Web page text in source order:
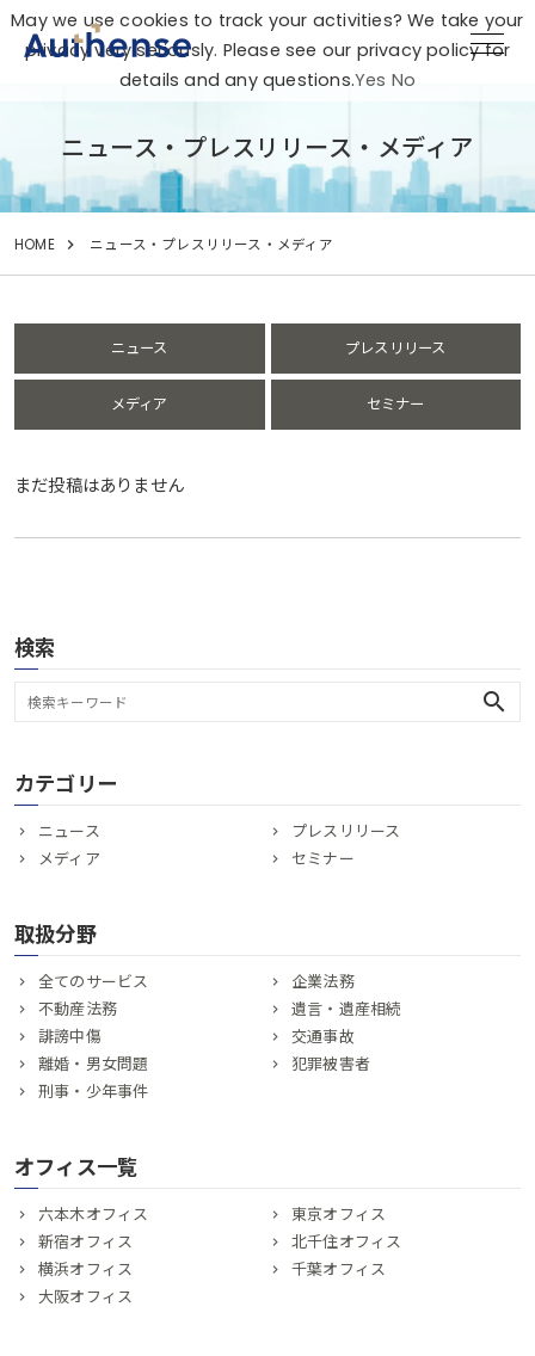
ニュース・プレスリリース・メディア
HOME ニュース・プレスリリース・メディア
ニュース プレスリリース
メディア セミナー
まだ投稿はありません
検索
search
カテゴリー
ニュース
プレスリリース
メディア
セミナー
取扱分野
全てのサービス
企業法務
不動産法務
遺言・遺産相続
誹謗中傷
交通事故
離婚・男女問題
犯罪被害者
刑事・少年事件
オフィス一覧
六本木オフィス
東京オフィス
新宿オフィス
北千住オフィス
横浜オフィス
千葉オフィス
大阪オフィス
May we use cookies to track your activities? We take your
privacy very seriously. Please see our privacy policy for
details and any questions.Yes No